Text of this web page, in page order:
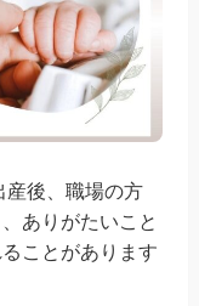
産後、職場の方
ありがたいこと
ことがあります